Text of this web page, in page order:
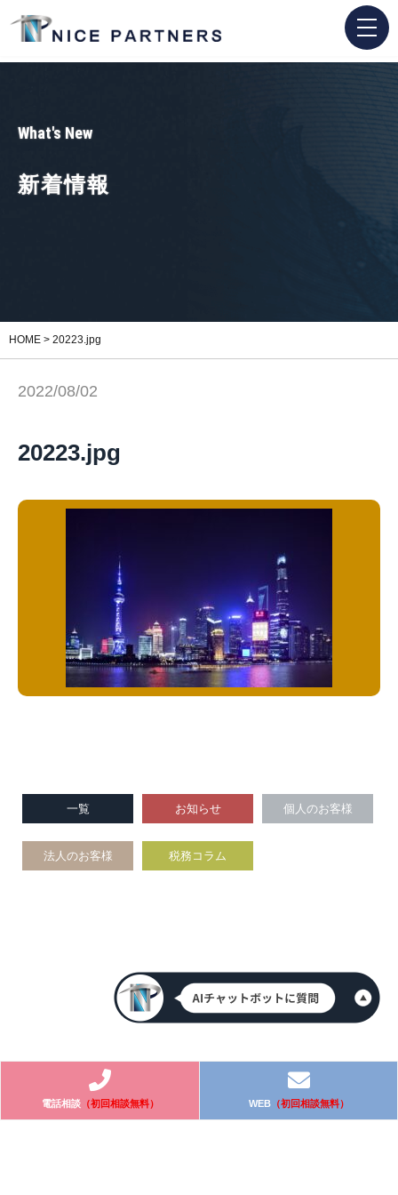
What's New
新着情報
HOME > 20223.jpg
2022/08/02
20223.jpg
一覧 お知らせ 個人のお客様
法人のお客様 税務コラム
電話相談（初回相談無料） WEB（初回相談無料）